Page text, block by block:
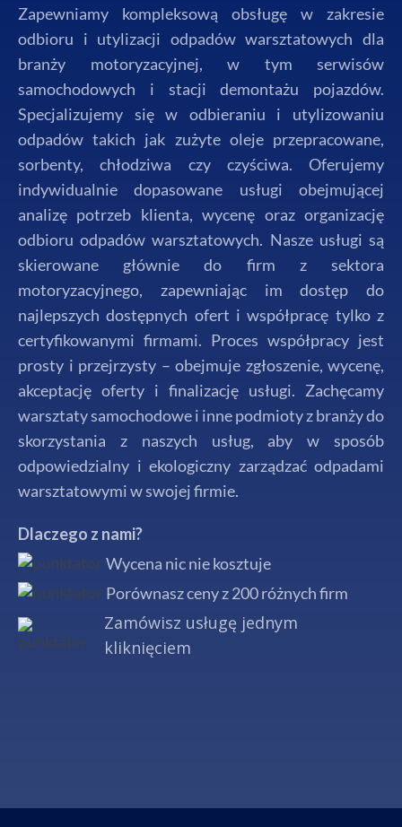
Zapewniamy kompleksową obsługę w zakresie
odbioru i utylizacji odpadów warsztatowych dla
branży motoryzacyjnej, w tym serwisów
samochodowych i stacji demontażu pojazdów.
Specjalizujemy się w odbieraniu i utylizowaniu
odpadów takich jak zużyte oleje przepracowane,
sorbenty, chłodziwa czy czyściwa. Oferujemy
indywidualnie dopasowane usługi obejmującej
analizę potrzeb klienta, wycenę oraz organizację
odbioru odpadów warsztatowych. Nasze usługi są
skierowane głównie do firm z sektora
motoryzacyjnego, zapewniając im dostęp do
najlepszych dostępnych ofert i współpracę tylko z
certyfikowanymi firmami. Proces współpracy jest
prosty i przejrzysty – obejmuje zgłoszenie, wycenę,
akceptację oferty i finalizację usługi. Zachęcamy
warsztaty samochodowe i inne podmioty z branży do
skorzystania z naszych usług, aby w sposób
odpowiedzialny i ekologiczny zarządzać odpadami
warsztatowymi w swojej firmie.
Dlaczego z nami?
Wycena nic nie kosztuje
Porównasz ceny z 200 różnych firm
Zamówisz usługę jednym
kliknięciem